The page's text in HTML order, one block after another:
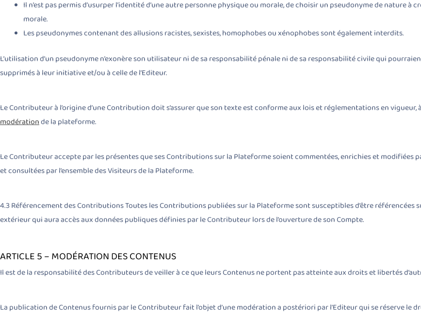
Il n’est pas permis d’usurper l’identité d’une autre personne physique ou morale, de choisir un pseudonyme de nature
morale.
Les pseudonymes contenant des allusions racistes, sexistes, homophobes ou xénophobes sont également interdits.
L’utilisation d’un pseudonyme n’exonère son utilisateur ni de sa responsabilité pénale ni de sa responsabilité civile qui
supprimés à leur initiative et/ou à celle de l’Editeur.
Le Contributeur à l’origine d’une Contribution doit s’assurer que son texte est conforme aux lois et réglementations en vigueur, à
modérationde la plateforme.
Le Contributeur accepte par les présentes que ses Contributions sur la Plateforme soient commentées, enrichies et modifiées
et consultées par l’ensemble des Visiteurs de la Plateforme.
4.3 Référencement des Contributions Toutes les Contributions publiées sur la Plateforme sont susceptibles d’être référencées
extérieur qui aura accès aux données publiques définies par le Contributeur lors de l’ouverture de son Compte.
ARTICLE 5 – MODÉRATION DES CONTENUS
Il est de la responsabilité des Contributeurs de veiller à ce que leurs Contenus ne portent pas atteinte aux droits et libertés
La publication de Contenus fournis par le Contributeur fait l’objet d’une modération a postériori par l’Editeur qui se réserve